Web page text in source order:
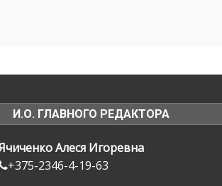
И.О. ГЛАВНОГО РЕДАКТОРА
Алеся Игоревна
+375-2346-4-19-63